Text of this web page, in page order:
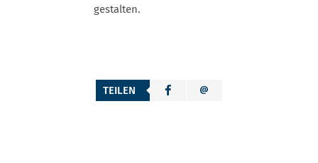
gestalten.
TEILEN